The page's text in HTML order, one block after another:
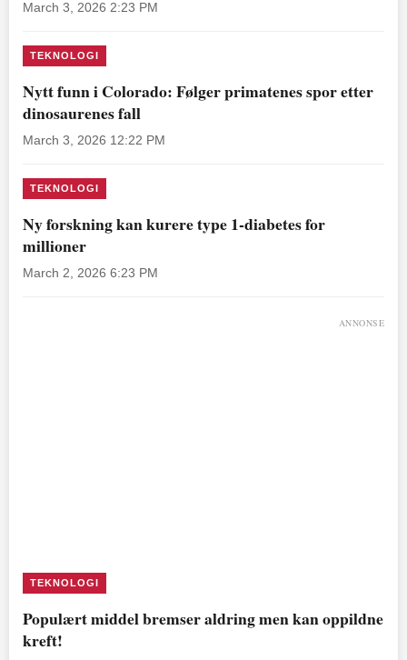
March 3, 2026 2:23 PM
TEKNOLOGI
Nytt funn i Colorado: Følger primatenes spor etter
dinosaurenes fall
March 3, 2026 12:22 PM
TEKNOLOGI
Ny forskning kan kurere type 1-diabetes for
millioner
March 2, 2026 6:23 PM
ANNONSE
TEKNOLOGI
Populært middel bremser aldring men kan oppildne
kreft!